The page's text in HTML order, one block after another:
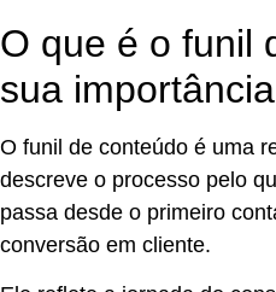
O que é o funil
sua importância
O funil de conteúdo é uma
descreve o processo pelo
passa desde o primeiro
conversão em cliente.